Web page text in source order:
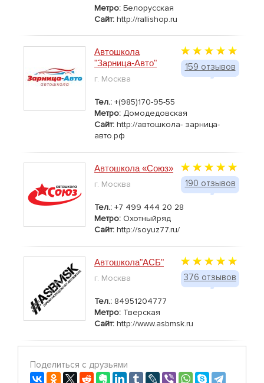
Метро: Белорусская
Сайт: http://rallishop.ru
159 отзывов
Автошкола
"Зарница-Авто"
г. Москва
Тел.: +(985)170-95-55
Метро: Домодедовская
Сайт: http://автошкола- зарница-
авто.рф
190 отзывов
Автошкола «Союз»
г. Москва
Тел.: +7 499 444 20 28
Метро: Охотныйряд
Сайт: http://soyuz77.ru/
376 отзывов
Автошкола"АСБ"
г. Москва
Тел.: 84951204777
Метро: Тверская
Сайт: http://www.asbmsk.ru
Поделиться с друзьями